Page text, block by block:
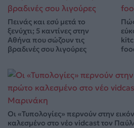
Πεινάς και εσύ μετά το
ξενύχτι; 5 καντίνες στην
Αθήνα που σώζουν τις
βραδινές σου λιγούρες
Οι «Τυπολογίες» περνούν στην
καλεσμένο στο νέο vidcast τον